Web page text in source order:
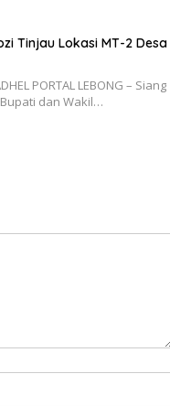
Tinjau Lokasi MT-2 Desa
PORTAL LEBONG – Siang
Bupati dan Wakil…